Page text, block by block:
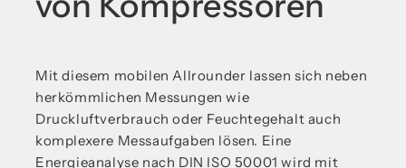
Mit diesem mobilen Allrounder lassen sich neben
herkömmlichen Messungen wie
Druckluftverbrauch oder Feuchtegehalt auch
komplexere Messaufgaben lösen. Eine
Energieanalyse nach DIN ISO 50001 wird mit